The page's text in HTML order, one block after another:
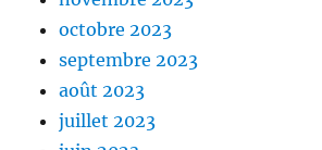
octobre 2023
septembre 2023
août 2023
juillet 2023